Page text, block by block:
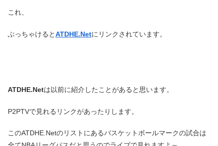
これ、
ぶっちゃけるとATDHE.Netにリンクされています。
ATDHE.Netは以前に紹介したことがあると思います。
P2PTVで見れるリンクがあったりします。
このATDHE.Netのリストにあるバスケットボールマークの試合は